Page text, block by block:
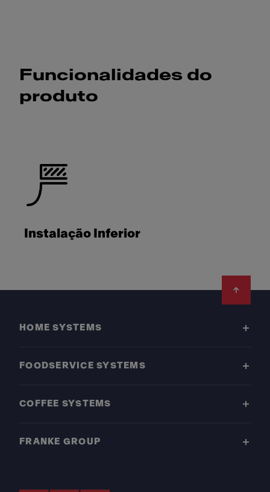
Funcionalidades do
produto
Instalação Inferior
HOME SYSTEMS
FOODSERVICE SYSTEMS
COFFEE SYSTEMS
FRANKE GROUP